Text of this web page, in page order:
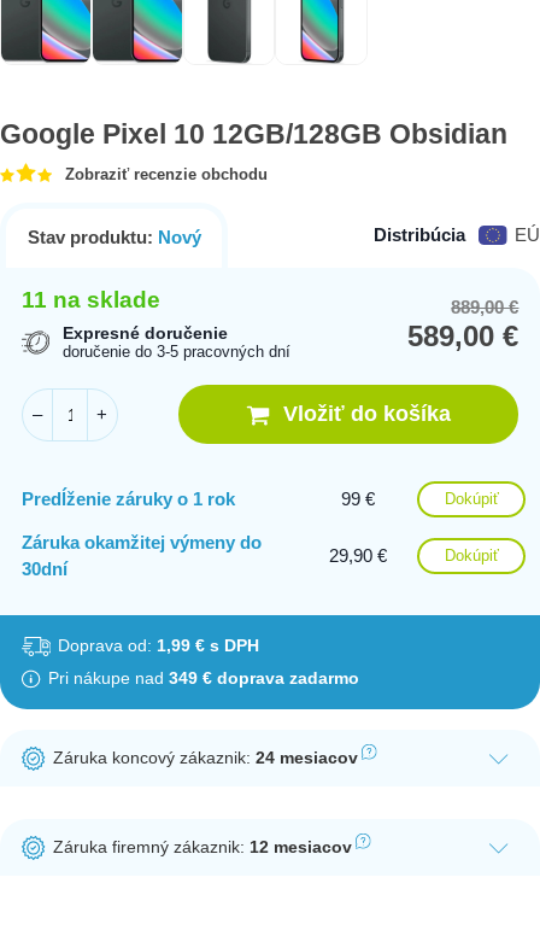
Google Pixel 10 12GB/128GB Obsidian
Zobraziť recenzie obchodu
Stav produktu: Nový Distribúcia EÚ
11 na sklade
Expresné doručenie
doručenie do 3-5 pracovných dní
889,00€
589,00€
–
+ Vložiť do košíka
Predĺženie záruky o 1 rok 99 € Dokúpiť
Záruka okamžitej výmeny do
30dní
29,90 € Dokúpiť
Doprava od:1,99 € s DPH
Pri nákupe nad 349 € doprava zadarmo
Záruka koncový zákaznik:24 mesiacov
potrebná registrácia zákazníckeho účtu.
Záruka firemný zákaznik: 12 mesiacov